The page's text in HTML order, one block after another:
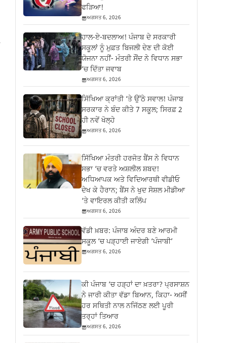
ਫੜਿਆ!
ਅਗਸਤ 6, 2026
ਹਾਲ-ਏ-ਬਦਲਾਅ! ਪੰਜਾਬ ਦੇ ਸਰਕਾਰੀ
ਸਕੂਲਾਂ ਨੂੰ ਮੁਫ਼ਤ ਬਿਜਲੀ ਦੇਣ ਦੀ ਕੋਈ
ਯੋਜਨਾ ਨਹੀਂ- ਮੰਤਰੀ ਸੌਂਦ ਨੇ ਵਿਧਾਨ ਸਭਾ
‘ਚ ਦਿੱਤਾ ਜਵਾਬ
ਅਗਸਤ 6, 2026
ਸਿੱਖਿਆ ਕ੍ਰਾਂਤੀ ‘ਤੇ ਉੱਠੇ ਸਵਾਲ! ਪੰਜਾਬ
ਸਰਕਾਰ ਨੇ ਬੰਦ ਕੀਤੇ 7 ਸਕੂਲ; ਸਿਰਫ਼ 2
ਹੀ ਨਵੇਂ ਖੋਲ੍ਹੇ
ਅਗਸਤ 6, 2026
ਸਿੱਖਿਆ ਮੰਤਰੀ ਹਰਜੋਤ ਬੈਂਸ ਨੇ ਵਿਧਾਨ
ਸਭਾ ‘ਚ ਵਰਤੇ ਅਸ਼ਲੀਲ ਸ਼ਬਦ!
ਅਧਿਆਪਕ ਅਤੇ ਵਿਦਿਆਰਥੀ ਵੀਡੀਓ
ਦੇਖ ਕੇ ਹੈਰਾਨ; ਬੈਂਸ ਨੇ ਖੁਦ ਸੋਸ਼ਲ ਮੀਡੀਆ
‘ਤੇ ਵਾਇਰਲ ਕੀਤੀ ਕਲਿੱਪ
ਅਗਸਤ 6, 2026
ਵੱਡੀ ਖ਼ਬਰ: ਪੰਜਾਬ ਅੰਦਰ ਬਣੇ ਆਰਮੀ
ਸਕੂਲ ‘ਚ ਪੜ੍ਹਾਈ ਜਾਏਗੀ ‘ਪੰਜਾਬੀ’
ਅਗਸਤ 6, 2026
ਕੀ ਪੰਜਾਬ ‘ਚ ਹੜ੍ਹਾਂ ਦਾ ਖ਼ਤਰਾ? ਪ੍ਰਸਾਸ਼ਨ
ਨੇ ਜਾਰੀ ਕੀਤਾ ਵੱਡਾ ਬਿਆਨ, ਕਿਹਾ- ਅਸੀਂ
ਹਰ ਸਥਿਤੀ ਨਾਲ ਨਜਿੱਠਣ ਲਈ ਪੂਰੀ
ਤਰ੍ਹਾਂ ਤਿਆਰ
ਅਗਸਤ 6, 2026